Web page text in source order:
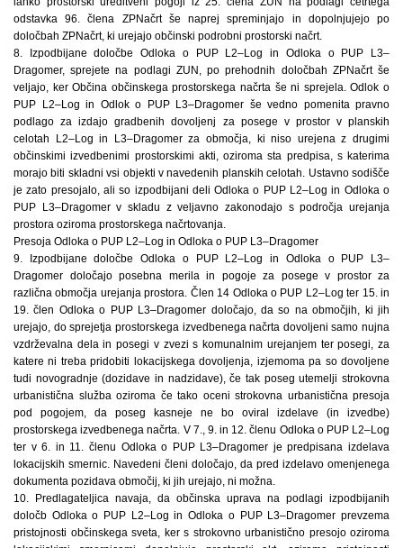
odstavka 96. člena ZPNačrt še naprej spreminjajo in dopolnjujejo po
določbah ZPNačrt, ki urejajo občinski podrobni prostorski načrt.
8. Izpodbijane določbe Odloka o PUP L2–Log in Odloka o PUP L3–
Dragomer, sprejete na podlagi ZUN, po prehodnih določbah ZPNačrt še
veljajo, ker Občina občinskega prostorskega načrta še ni sprejela. Odlok o
PUP L2–Log in Odlok o PUP L3–Dragomer še vedno pomenita pravno
podlago za izdajo gradbenih dovoljenj za posege v prostor v planskih
celotah L2–Log in L3–Dragomer za območja, ki niso urejena z drugimi
občinskimi izvedbenimi prostorskimi akti, oziroma sta predpisa, s katerima
morajo biti skladni vsi objekti v navedenih planskih celotah. Ustavno sodišče
je zato presojalo, ali so izpodbijani deli Odloka o PUP L2–Log in Odloka o
PUP L3–Dragomer v skladu z veljavno zakonodajo s področja urejanja
prostora oziroma prostorskega načrtovanja.
Presoja Odloka o PUP L2–Log in Odloka o PUP L3–Dragomer
9. Izpodbijane določbe Odloka o PUP L2–Log in Odloka o PUP L3–
Dragomer določajo posebna merila in pogoje za posege v prostor za
različna območja urejanja prostora. Člen 14 Odloka o PUP L2–Log ter 15. in
19. člen Odloka o PUP L3–Dragomer določajo, da so na območjih, ki jih
urejajo, do sprejetja prostorskega izvedbenega načrta dovoljeni samo nujna
vzdrževalna dela in posegi v zvezi s komunalnim urejanjem ter posegi, za
katere ni treba pridobiti lokacijskega dovoljenja, izjemoma pa so dovoljene
tudi novogradnje (dozidave in nadzidave), če tak poseg utemelji strokovna
urbanistična služba oziroma če tako oceni strokovna urbanistična presoja
pod pogojem, da poseg kasneje ne bo oviral izdelave (in izvedbe)
prostorskega izvedbenega načrta. V 7., 9. in 12. členu Odloka o PUP L2–Log
ter v 6. in 11. členu Odloka o PUP L3–Dragomer je predpisana izdelava
lokacijskih smernic. Navedeni členi določajo, da pred izdelavo omenjenega
dokumenta pozidava območij, ki jih urejajo, ni možna.
10. Predlagateljica navaja, da občinska uprava na podlagi izpodbijanih
določb Odloka o PUP L2–Log in Odloka o PUP L3–Dragomer prevzema
pristojnosti občinskega sveta, ker s strokovno urbanistično presojo oziroma